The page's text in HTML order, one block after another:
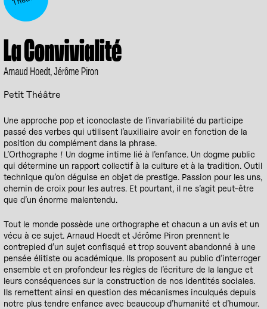
La Convivialité
Arnaud Hoedt, Jérôme Piron
Petit Théâtre
Une approche pop et iconoclaste de l’invariabilité du participe
passé des verbes qui utilisent l’auxiliaire avoir en fonction de la
position du complément dans la phrase.
L’Orthographe ! Un dogme intime lié à l’enfance. Un dogme public
qui détermine un rapport collectif à la culture et à la tradition. Outil
technique qu’on déguise en objet de prestige. Passion pour les uns,
chemin de croix pour les autres. Et pourtant, il ne s’agit peut-être
que d’un énorme malentendu.
Tout le monde possède une orthographe et chacun a un avis et un
vécu à ce sujet. Arnaud Hoedt et Jérôme Piron prennent le
contrepied d’un sujet confisqué et trop souvent abandonné à une
pensée élitiste ou académique. Ils proposent au public d’interroger
ensemble et en profondeur les règles de l’écriture de la langue et
leurs conséquences sur la construction de nos identités sociales.
Ils remettent ainsi en question des mécanismes inculqués depuis
notre plus tendre enfance avec beaucoup d’humanité et d’humour.